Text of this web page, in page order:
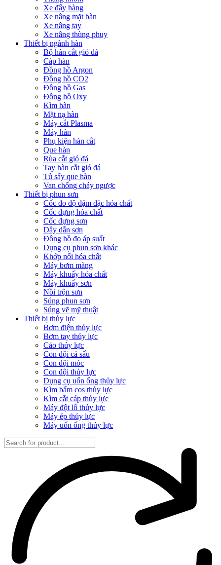
Xe đẩy hàng
Xe nâng mặt bàn
Xe nâng tay
Xe nâng thùng phuy
Thiết bị ngành hàn
Bộ hàn cắt gió đá
Cáp hàn
Đồng hồ Argon
Đồng hồ CO2
Đồng hồ Gas
Đồng hồ Oxy
Kìm hàn
Mặt nạ hàn
Máy cắt Plasma
Máy hàn
Phụ kiện hàn cắt
Que hàn
Rùa cắt gió đá
Tay hàn cắt gió đá
Tủ sấy que hàn
Van chống cháy ngược
Thiết bị phun sơn
Cốc đo độ đậm đặc hóa chất
Cốc đựng hóa chất
Cốc đựng sơn
Dây dẫn sơn
Đồng hồ đo áp suất
Dụng cụ phun sơn khác
Khớp nối hóa chất
Máy bơm màng
Máy khuấy hóa chất
Máy khuấy sơn
Nồi trộn sơn
Súng phun sơn
Súng vẽ mỹ thuật
Thiết bị thủy lực
Bơm điện thủy lực
Bơm tay thủy lực
Cảo thủy lực
Con đội cá sấu
Con đội móc
Con đội thủy lực
Dụng cụ uốn ống thủy lực
Kìm bấm cos thủy lực
Kìm cắt cáp thủy lực
Máy đột lỗ thủy lực
Máy ép thủy lực
Máy uốn ống thủy lực